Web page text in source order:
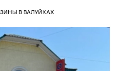
В ВАЛУЙКАХ